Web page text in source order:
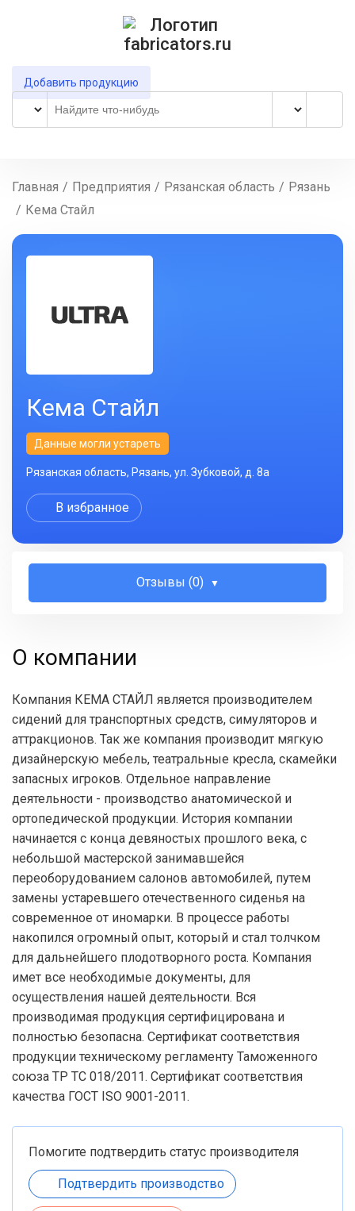
Добавить продукцию
Главная / Предприятия / Рязанская область / Рязань
/ Кема Стайл
Кема Стайл
Данные могли устареть
Рязанская область, Рязань, ул. Зубковой, д. 8а
В избранное
Отзывы (0)
О компании
Компания КЕМА СТАЙЛ является производителем
сидений для транспортных средств, симуляторов и
аттракционов. Так же компания производит мягкую
дизайнерскую мебель, театральные кресла, скамейки
запасных игроков. Отдельное направление
деятельности - производство анатомической и
ортопедической продукции. История компании
начинается с конца девяностых прошлого века, с
небольшой мастерской занимавшейся
переоборудованием салонов автомобилей, путем
замены устаревшего отечественного сиденья на
современное от иномарки. В процессе работы
накопился огромный опыт, который и стал толчком
для дальнейшего плодотворного роста. Компания
имет все необходимые документы, для
осуществления нашей деятельности. Вся
производимая продукция сертифицирована и
полностью безопасна. Сертификат соответствия
продукции техническому регламенту Таможенного
союза ТР ТС 018/2011. Сертификат соответствия
качества ГОСТ ISO 9001-2011.
Помогите подтвердить статус производителя
Подтвердить производство